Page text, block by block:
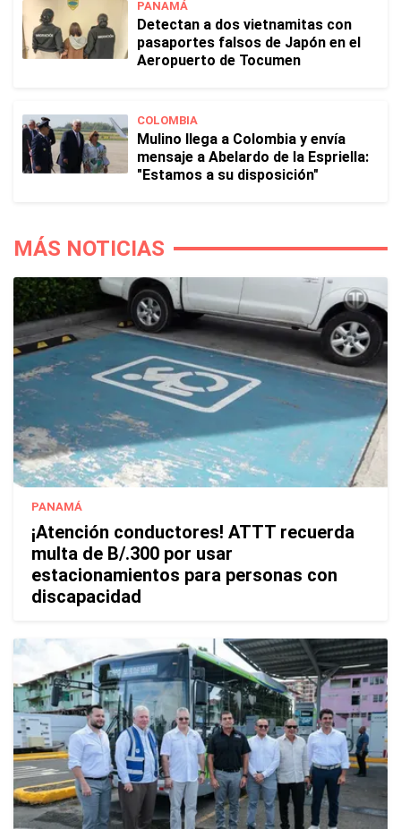
PANAMÁ
Detectan a dos vietnamitas con
pasaportes falsos de Japón en el
Aeropuerto de Tocumen
COLOMBIA
Mulino llega a Colombia y envía
mensaje a Abelardo de la Espriella:
"Estamos a su disposición"
MÁS NOTICIAS
PANAMÁ
¡Atención conductores! ATTT recuerda
multa de B/.300 por usar
estacionamientos para personas con
discapacidad